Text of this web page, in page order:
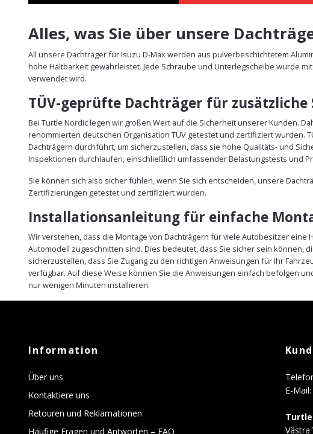
Alles, was Sie über unsere
All unsere Dachträger für Isuzu D-Max werden aus pulverbeschichtetem
hohe Haltbarkeit gewährleistet. Jede Schraube und Unterlegscheibe wurde
verwendet wird.
TÜV-geprüfte Dachträger für zusätzliche
Bei Turtle Nordic legen wir großen Wert auf die Sicherheit unserer Kunden.
renommierten deutschen Organisation TÜV getestet und zertifiziert wurden.
Dachträgern durchführt, um sicherzustellen, dass sie hohe Qualitäts- und
Inspektionen durchlaufen, einschließlich umfassender Belastungstests und
Sie können sich also sicher fühlen, wenn Sie sich entscheiden, unsere
Zertifizierungen getestet und zertifiziert wurden.
Installationsanleitung für einfache
Wir verstehen, dass die Montage von Dachträgern für viele Autobesitzer
Automodell zugeschnitten sind. Dies bedeutet, dass Sie sicher sein können,
sicherzustellen, dass Sie Zugang zu den richtigen Anweisungen für Ihr
verfügbar. Auf diese Weise können Sie die Anweisungen einfach befolgen
nur wenigen Minuten installieren.
Information
Über uns
Kontaktiere uns
Retouren und Reklamationen
Häufige Fragen und Antworten – FAQ
E-Mail:
Västra